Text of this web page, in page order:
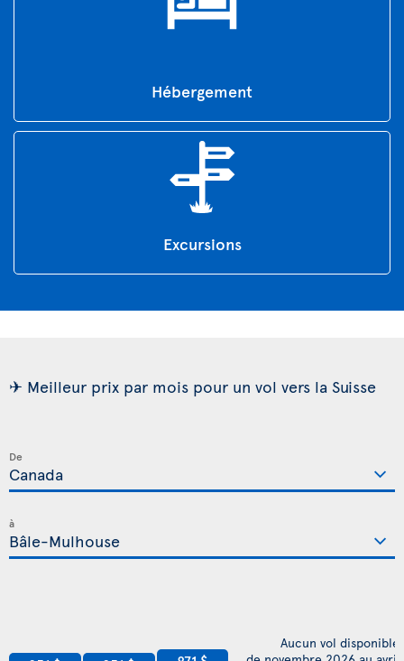
Hébergement
Excursions
✈ Meilleur prix par mois pour un vol vers la Suisse
De
à
Aucun vol disponible